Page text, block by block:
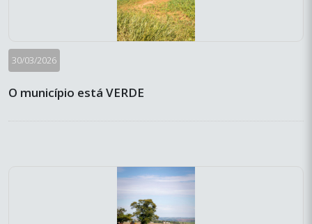
30/03/2026
O município está VERDE